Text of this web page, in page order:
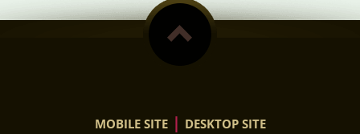
MOBILE SITE | DESKTOP SITE